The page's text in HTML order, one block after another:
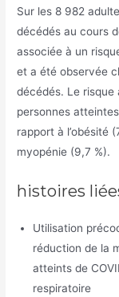
Sur les 8 982
décédés au cours
associée à un
et a été observée
décédés. Le risque
personnes
rapport à l’obésité
myopénie (9,7 %).
histoires
Utilisation
réduction de la
atteints de
respiratoire